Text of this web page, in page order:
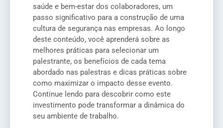
saúde e bem-estar dos colaboradores, um
passo significativo para a construção de uma
cultura de segurança nas empresas. Ao longo
deste conteúdo, você aprenderá sobre as
melhores práticas para selecionar um
palestrante, os benefícios de cada tema
abordado nas palestras e dicas práticas sobre
como maximizar o impacto desse evento.
Continue lendo para descobrir como este
investimento pode transformar a dinâmica do
seu ambiente de trabalho.